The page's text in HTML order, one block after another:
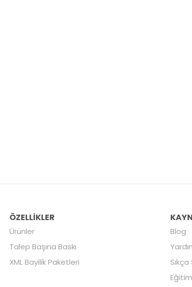
ÖZELLİKLER
Ürünler
Talep Başına Baskı
XML Bayilik Paketleri
Blog